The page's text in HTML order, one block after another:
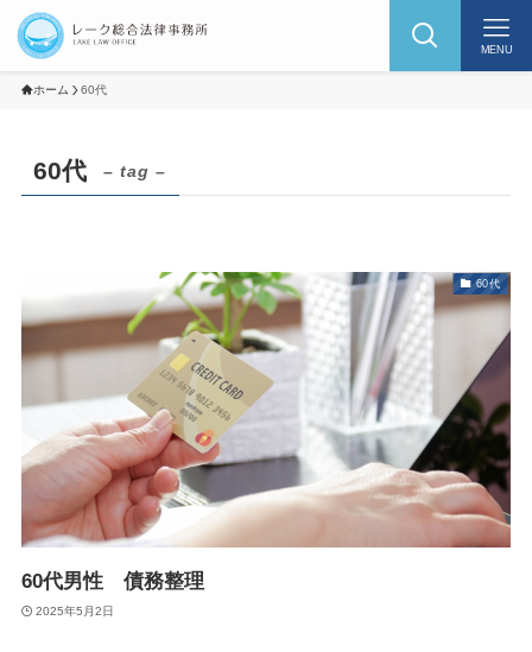
MENU
ホーム 60代
60代 – tag –
60代
60代男性 債務整理
2025年5月2日